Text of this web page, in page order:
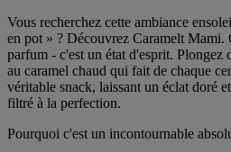
Vous recherchez cette ambiance
en pot » ? Découvrez Caramelt Mami.
parfum - c'est un état d'esprit. Plongez
au caramel chaud qui fait de chaque
véritable snack, laissant un éclat doré
filtré à la perfection.
Pourquoi c'est un incontournable